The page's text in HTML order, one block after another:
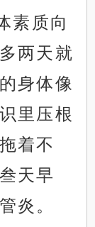
素质向
两天就
身体像
里压根
着不
天早
炎。